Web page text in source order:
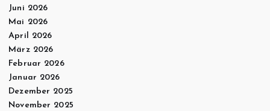
Juni 2026
Mai 2026
April 2026
März 2026
Februar 2026
Januar 2026
Dezember 2025
November 2025